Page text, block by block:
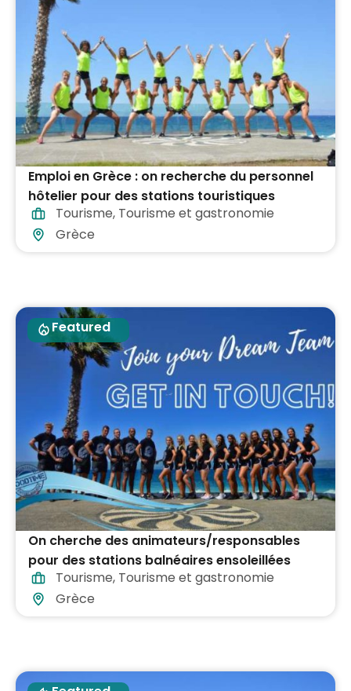
Emploi en Grèce : on recherche du personnel
hôtelier pour des stations touristiques
Tourisme, Tourisme et gastronomie
Grèce
Featured
On cherche des animateurs/responsables
pour des stations balnéaires ensoleillées
dans toute la Grèce
Tourisme, Tourisme et gastronomie
Grèce